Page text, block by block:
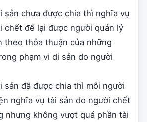
sản chưa được chia thì nghĩa vụ
chết để lại được người quản lý
theo thỏa thuận của những
phạm vi di sản do người
sản đã được chia thì mỗi người
nghĩa vụ tài sản do người chết
nhưng không vượt quá phần tài